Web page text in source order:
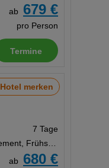
ab 679 €
pro Person
Termine
Hotel merken
7 Tage
Appartement, Frühstück
ab
680 €